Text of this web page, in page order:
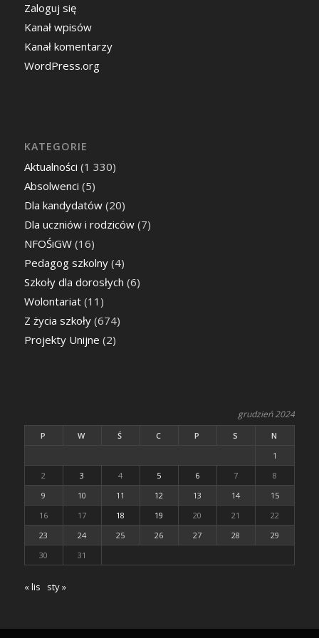
Zaloguj się
Kanał wpisów
Kanał komentarzy
WordPress.org
KATEGORIE
Aktualności (1 330)
Absolwenci (5)
Dla kandydatów(20)
Dla uczniów i rodziców(7)
NFOŚiGW(16)
Pedagog szkolny(4)
Szkoły dla dorosłych (6)
Wolontariat(11)
Z życia szkoły(674)
Projekty Unijne (2)
grudzień 2024
P W Ś C P S
N
1
2
3 4 5 6 7
8
9
10 11 12 13 14
15
16
17 18 19 20 21
22
23
24 25 26 27 28
29
30
31
« lis sty »